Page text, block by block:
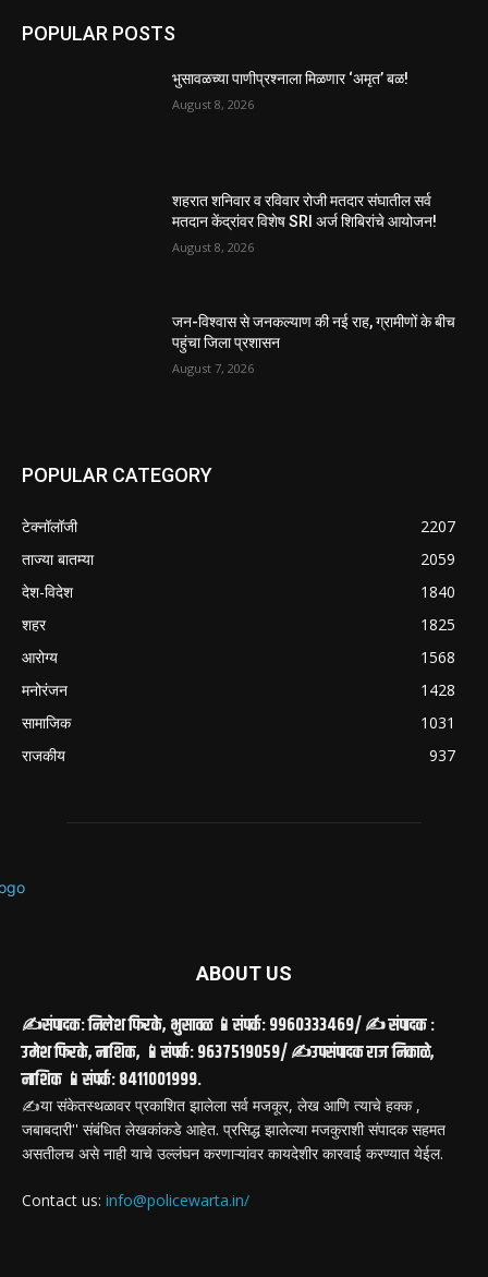
POPULAR POSTS
भुसावळच्या पाणीप्रश्नाला मिळणार ‘अमृत’ बळ!
August 8, 2026
शहरात शनिवार व रविवार रोजी मतदार संघातील सर्व
मतदान केंद्रांवर विशेष SRI अर्ज शिबिरांचे आयोजन!
August 8, 2026
जन-विश्वास से जनकल्याण की नई राह, ग्रामीणों के बीच
पहुंचा जिला प्रशासन
August 7, 2026
POPULAR CATEGORY
टेक्नॉलॉजी
2207
ताज्या बातम्या
2059
देश-विदेश
1840
शहर
1825
आरोग्य
1568
मनोरंजन
1428
सामाजिक
1031
राजकीय
937
ABOUT US
✍️संपादक: निलेश फिरके, भुसावळ 📱संपर्क: 9960333469/ ✍️ संपादक :
उमेश फिरके, नाशिक, 📱संपर्क: 9637519059/ ✍️उपसंपादक राज निकाळे,
नाशिक 📱संपर्क: 8411001999.
✍️या संकेतस्थळावर प्रकाशित झालेला सर्व मजकूर, लेख आणि त्याचे हक्क ,
जबाबदारी'' संबंधित लेखकांकडे आहेत. प्रसिद्ध झालेल्या मजकुराशी संपादक सहमत
असतीलच असे नाही याचे उल्लंघन करणाऱ्यांवर कायदेशीर कारवाई करण्यात येईल.
Contact us: info@policewarta.in/